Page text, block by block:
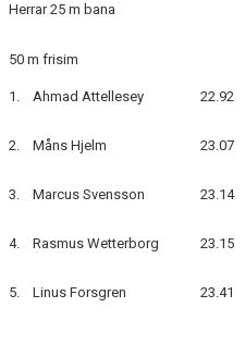
TIO I TOPP DAMER 25M
TIO I TOPP HERRAR 50M
TIO I TOPP DAMER 50M
Herrar 25 m bana
50 m frisim
1. Ahmad Attellesey 22.92
2. Måns Hjelm 23.07
3. Marcus Svensson 23.14
4. Rasmus Wetterborg 23.15
5. Linus Forsgren 23.41